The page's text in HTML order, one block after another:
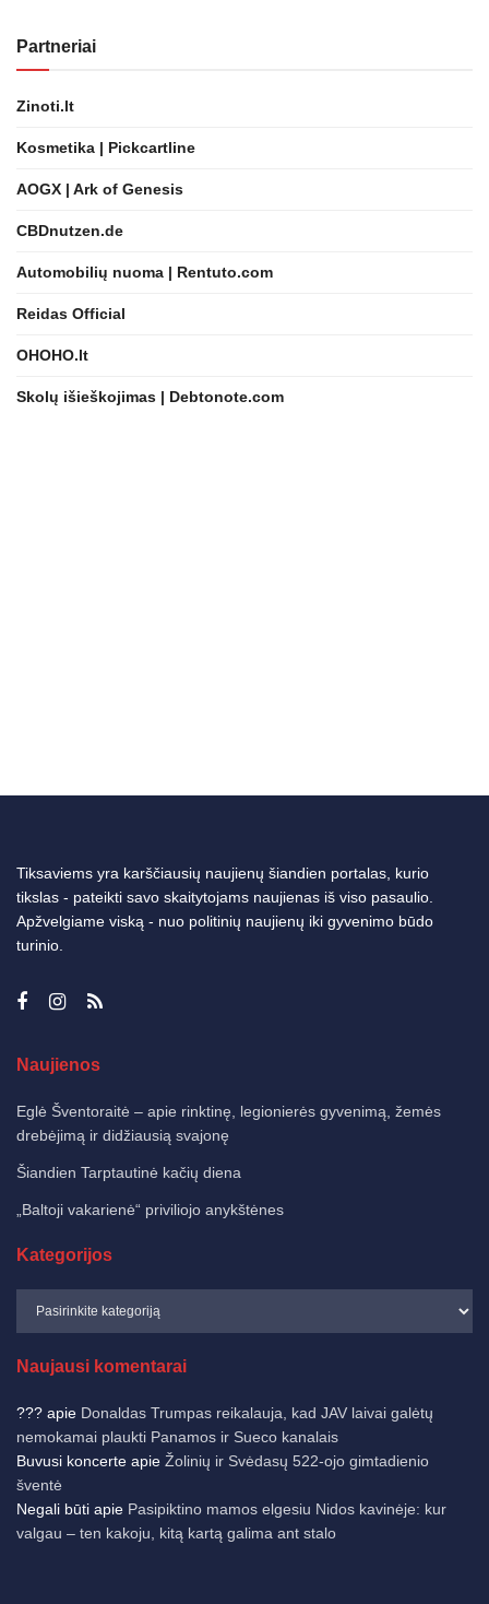
Partneriai
Zinoti.lt
Kosmetika | Pickcartline
AOGX | Ark of Genesis
CBDnutzen.de
Automobilių nuoma | Rentuto.com
Reidas Official
OHOHO.lt
Skolų išieškojimas | Debtonote.com
Tiksaviems yra karščiausių naujienų šiandien portalas, kurio
tikslas - pateikti savo skaitytojams naujienas iš viso pasaulio.
Apžvelgiame viską - nuo politinių naujienų iki gyvenimo būdo
turinio.
Naujienos
Eglė Šventoraitė – apie rinktinę, legionierės gyvenimą, žemės
drebėjimą ir didžiausią svajonę
Šiandien Tarptautinė kačių diena
„Baltoji vakarienė“ priviliojo anykštėnes
Kategorijos
Naujausi komentarai
??? apie Donaldas Trumpas reikalauja, kad JAV laivai galėtų
nemokamai plaukti Panamos ir Sueco kanalais
Buvusi koncerte apie Žolinių ir Svėdasų 522-ojo gimtadienio
šventė
Negali būti apie Pasipiktino mamos elgesiu Nidos kavinėje: kur
valgau – ten kakoju, kitą kartą galima ant stalo